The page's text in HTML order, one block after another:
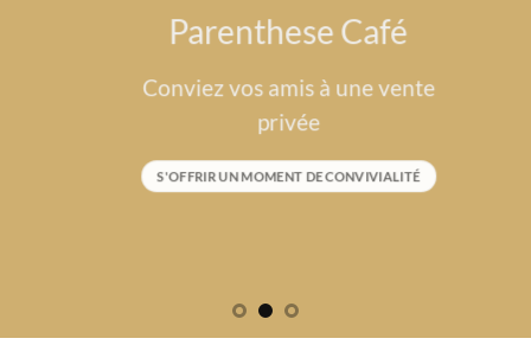
Parenthese Café
Conviez vos amis à une vente
privée
S'OFFRIR UN MOMENT DE CONVIVIALITÉ